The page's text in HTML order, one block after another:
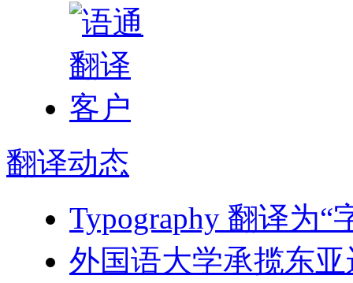
翻译动态
Typography 翻译为“
外国语大学承揽东